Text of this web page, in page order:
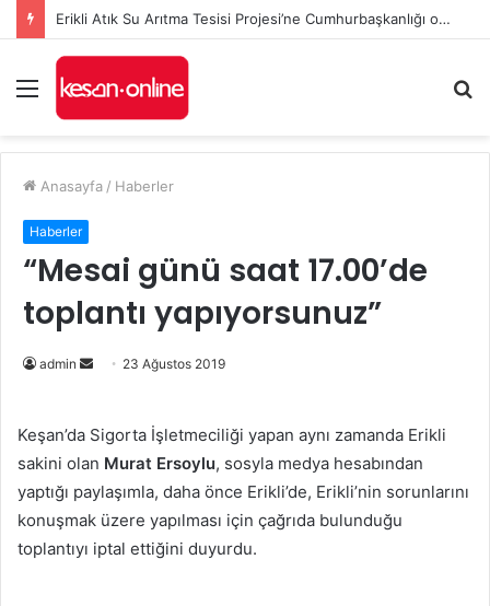
Erikli Atık Su Arıtma Tesisi Projesi’ne Cumhurbaşkanlığı onayı
Menü
...
Anasayfa / Haberler
Haberler
“Mesai günü saat 17.00’de
toplantı yapıyorsunuz”
admin
Bir
göndermek
23 Ağustos 2019
Keşan’da Sigorta İşletmeciliği yapan aynı zamanda Erikli
sakini olan Murat Ersoylu, sosyla medya hesabından
yaptığı paylaşımla, daha önce Erikli’de, Erikli’nin sorunlarını
konuşmak üzere yapılması için çağrıda bulunduğu
toplantıyı iptal ettiğini duyurdu.